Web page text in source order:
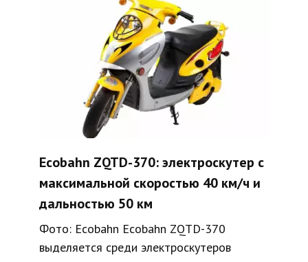
Ecobahn ZQTD-370: электроскутер с
максимальной скоростью 40 км/ч и
дальностью 50 км
Фото: Ecobahn Ecobahn ZQTD-370
выделяется среди электроскутеров